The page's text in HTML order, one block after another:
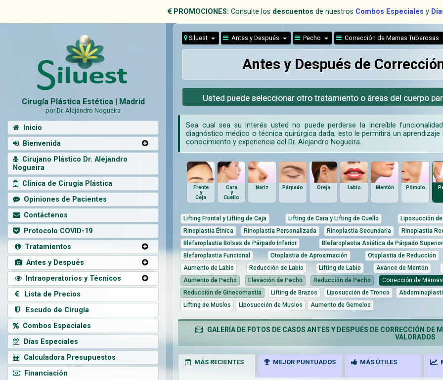
PROMOCIONES: Consulte los descuentos de nuestros Combos Especiales y
Cirugía Plástica Estética | Madrid
por Dr. Alejandro Nogueira
Inicio
Bienvenida
Cirujano Plástico Dr. Alejandro
Nogueira
Clínica de Cirugía Plástica
Opiniones de Pacientes
Contáctenos
Protocolo COVID-19
Tratamientos
Antes y Después
Intraoperatorios y Técnicos
Lista de Precios
Escudo de Cirugía
Combos Especiales
Días Especiales
Calculadora Presupuestos
Financiación
Siluest Antes y Después Pecho Corrección de Mamas Tuberosas
Antes y Después de
Usted puede seleccionar otro tratamiento o áreas del cuerpo
Sea cual sea su interés usted no puede perderse la increíble
diagnóstico médico o técnica quirúrgica dada; esto le permitirá un
conocimiento y experiencia del Dr. Alejandro Nogueira.
Frente
y
Ceja
Cara
y
Cuello
Nariz Párpado Oreja Labio Mentón Pómulo
Lifting Frontal y Lifting de Ceja Lifting de Cara y Lifting de Cuello
Liposucción
Rinoplastia Étnica
Rinoplastia Personalizada Rinoplastia Secundaria
Rinoplastia
Blefaroplastia Bolsas de Párpado Inferior
Blefaroplastia Asiática de Párpado Superior
Blefaroplastia Funcional
Otoplastia de Aproximación
Otoplastia de Reducción
Aumento de Labio
Reducción de Labio Lifting de Labio
Avance de Mentón
Aumento de Pecho
Elevación de Pecho Reducción de Pecho
Corrección de
Reducción de Ginecomastia
Lifting de Brazos Liposucción de Tronco
Lifting de Muslos
Liposucción de Muslos Aumento de Gemelos
GALERÍA DE FOTOS DE CASOS ANTES Y DESPUÉS DE CORRECCIÓN
VALORADOS
MÁS RECIENTES MEJOR PUNTUADOS MÁS ÚTILES